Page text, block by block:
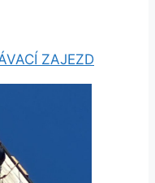
ZAJEZD